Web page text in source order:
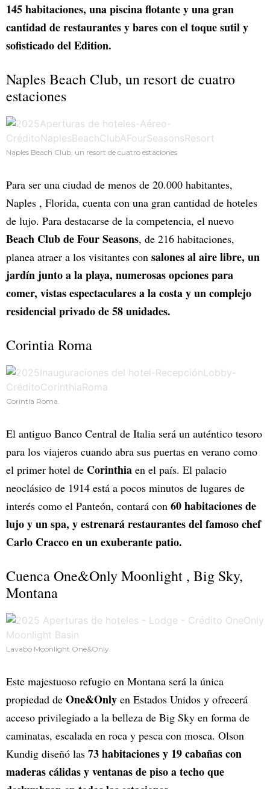
145 habitaciones, una piscina flotante y una gran
cantidad de restaurantes y bares con el toque sutil y
sofisticado del Edition.
Naples Beach Club, un resort de cuatro
estaciones
Naples Beach Club, un resort de cuatro estaciones
Para ser una ciudad de menos de 20.000 habitantes,
Naples , Florida, cuenta con una gran cantidad de hoteles
de lujo. Para destacarse de la competencia, el nuevo
Beach Club de Four Seasons, de 216 habitaciones,
planea atraer a los visitantes con salones al aire libre, un
jardín junto a la playa, numerosas opciones para
comer, vistas espectaculares a la costa y un complejo
residencial privado de 58 unidades.
Corintia Roma
Corintia Roma.
El antiguo Banco Central de Italia será un auténtico tesoro
para los viajeros cuando abra sus puertas en verano como
el primer hotel de Corinthia en el país. El palacio
neoclásico de 1914 está a pocos minutos de lugares de
interés como el Panteón, contará con 60 habitaciones de
lujo y un spa, y estrenará restaurantes del famoso chef
Carlo Cracco en un exuberante patio.
Cuenca One&Only Moonlight , Big Sky,
Montana
Lavabo Moonlight One&Only.
Este majestuoso refugio en Montana será la única
propiedad de One&Only en Estados Unidos y ofrecerá
acceso privilegiado a la belleza de Big Sky en forma de
caminatas, escalada en roca y pesca con mosca. Olson
Kundig diseñó las 73 habitaciones y 19 cabañas con
maderas cálidas y ventanas de piso a techo que